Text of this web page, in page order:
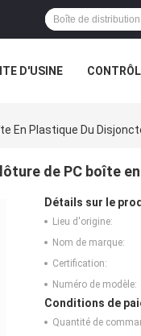
D'USINE
En Plastique Du
de PC boîte
Détails sur le
Lieu d'origine:
Nom de marque:
Certification:
Numéro de modèle:
Conditions de
Quantité de